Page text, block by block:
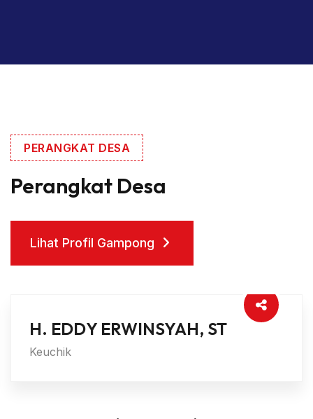
PERANGKAT DESA
Perangkat Desa
Lihat Profil Gampong
Sekdes
Sekdes